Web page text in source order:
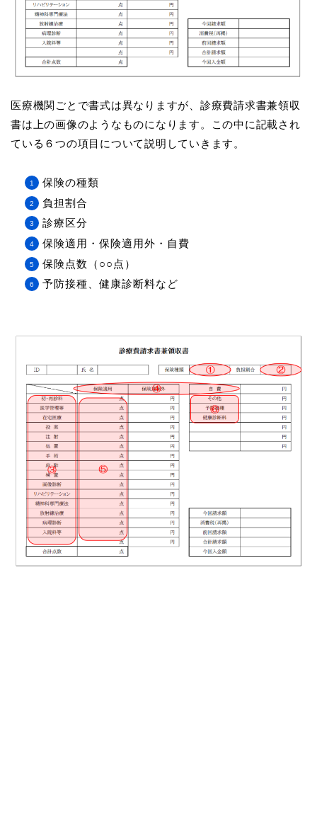
医療機関ごとで書式は異なりますが、診療費請求書兼領収
書は上の画像のようなものになります。この中に記載され
ている６つの項目について説明していきます。
保険の種類
負担割合
診療区分
保険適用・保険適用外・自費
保険点数（○○点）
予防接種、健康診断料など